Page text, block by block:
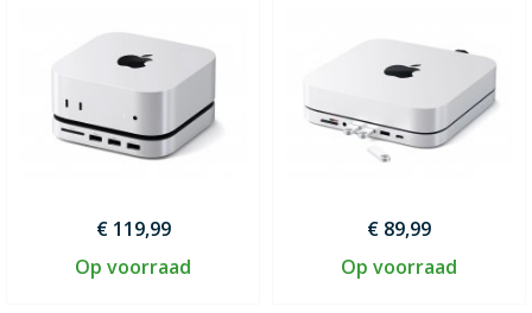
€ 119,99
Op voorraad
€ 89,99
Op voorraad